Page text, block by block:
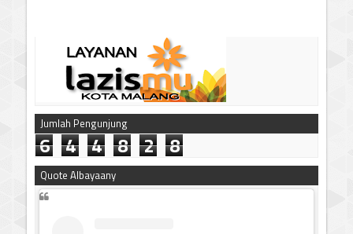
Jumlah Pengunjung
6 4 4 8 2 8
Quote Albayaany